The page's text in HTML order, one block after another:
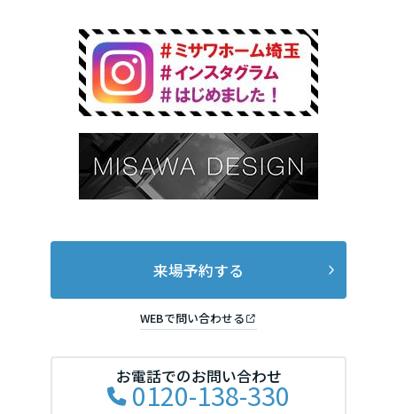
来場予約する
WEBで問い合わせる
お電話でのお問い合わせ
0120-138-330